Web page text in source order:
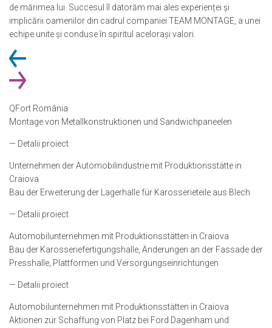
de mărimea lui. Succesul îl datorăm mai ales experienței și
implicării oamenilor din cadrul companiei TEAM MONTAGE, a unei
echipe unite și conduse în spiritul acelorași valori.
QFort România
Montage von Metallkonstruktionen und Sandwichpaneelen
— Detalii proiect
Unternehmen der Automobilindustrie mit Produktionsstätte in
Craiova
Bau der Erweiterung der Lagerhalle für Karosserieteile aus Blech
— Detalii proiect
Automobilunternehmen mit Produktionsstätten in Craiova
Bau der Karosseriefertigungshalle, Änderungen an der Fassade der
Presshalle, Plattformen und Versorgungseinrichtungen
— Detalii proiect
Automobilunternehmen mit Produktionsstätten in Craiova
Aktionen zur Schaffung von Platz bei Ford Dagenham und